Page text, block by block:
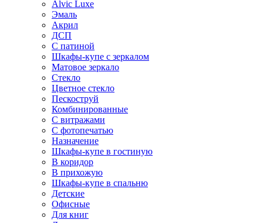
Alvic Luxe
Эмаль
Акрил
ДСП
С патиной
Шкафы-купе с зеркалом
Матовое зеркало
Стекло
Цветное стекло
Пескоструй
Комбинированные
С витражами
С фотопечатью
Назначение
Шкафы-купе в гостиную
В коридор
В прихожую
Шкафы-купе в спальню
Детские
Офисные
Для книг